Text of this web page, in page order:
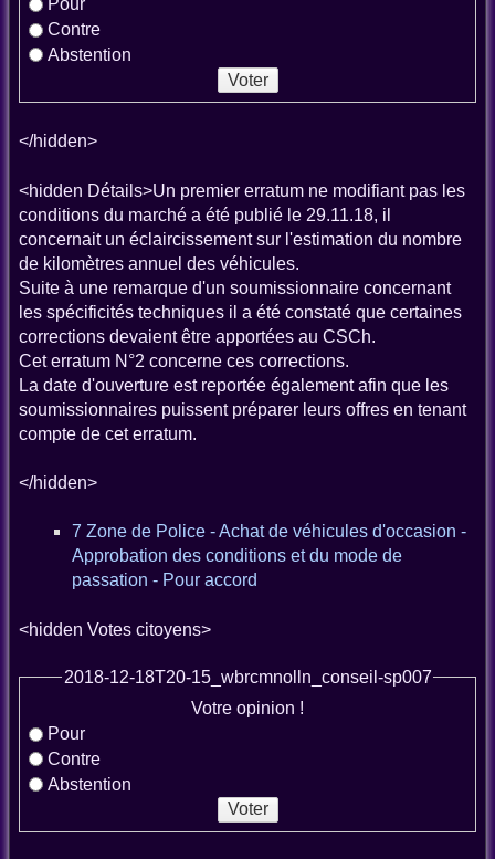
Pour
Contre
Abstention
</hidden>
<hidden Détails>Un premier erratum ne modifiant pas les
conditions du marché a été publié le 29.11.18, il
concernait un éclaircissement sur l'estimation du nombre
de kilomètres annuel des véhicules.
Suite à une remarque d'un soumissionnaire concernant
les spécificités techniques il a été constaté que certaines
corrections devaient être apportées au CSCh.
Cet erratum N°2 concerne ces corrections.
La date d'ouverture est reportée également afin que les
soumissionnaires puissent préparer leurs offres en tenant
compte de cet erratum.
</hidden>
7 Zone de Police - Achat de véhicules d'occasion -
Approbation des conditions et du mode de
passation - Pour accord
<hidden Votes citoyens>
2018-12-18T20-15_wbrcmnolln_conseil-sp007
Votre opinion !
Pour
Contre
Abstention